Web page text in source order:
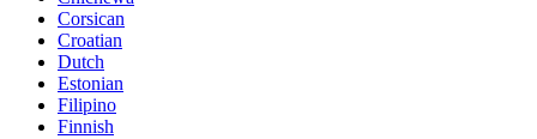
Corsican
Croatian
Dutch
Estonian
Filipino
Finnish